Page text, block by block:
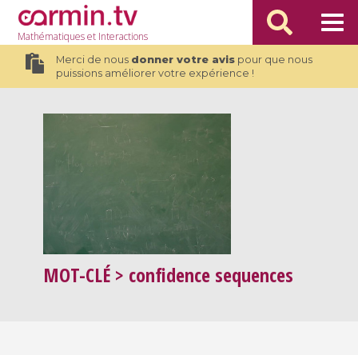
Mathématiqueset Interactions
Merci de nous donner votre avispour que nous
puissions améliorer votre expérience !
MOT-CLÉ > confidence sequences